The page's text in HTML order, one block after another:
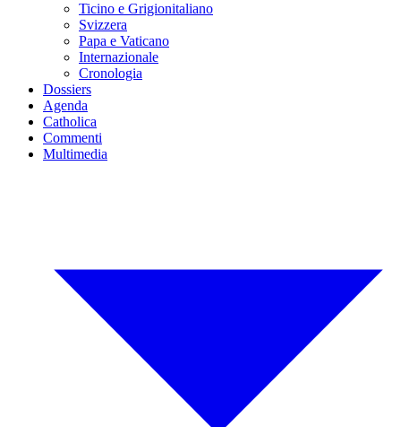
Ticino e Grigionitaliano
Svizzera
Papa e Vaticano
Internazionale
Cronologia
Dossiers
Agenda
Catholica
Commenti
Multimedia